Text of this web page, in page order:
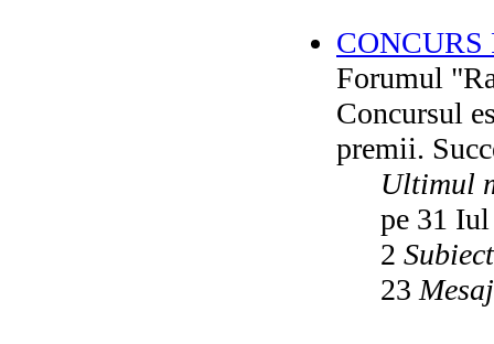
Forumul
Concursul
premii.
Ultimul
pe 31
2
23